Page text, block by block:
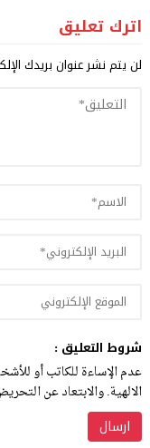
اترك تعليق
لن يتم نشر عنوان بريدك
شروط التعليق :
عدم الإساءة للكاتب أو
الالهية. والابتعاد عن